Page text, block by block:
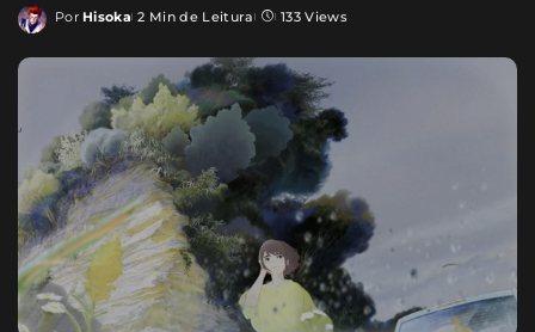
Posted
Por Hisoka 2 Min de Leitura 133 Views